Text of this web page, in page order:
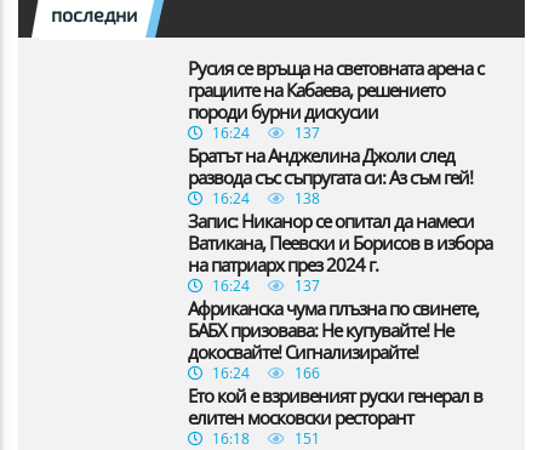
последни
Русия се връща на световната арена с
грациите на Кабаева, решението
породи бурни дискусии
16:24 137
Братът на Анджелина Джоли след
развода със съпругата си: Аз съм гей!
16:24 138
Запис: Никанор се опитал да намеси
Ватикана, Пеевски и Борисов в избора
на патриарх през 2024 г.
16:24 137
Африканска чума плъзна по свинете,
БАБХ призовава: Не купувайте! Не
докосвайте! Сигнализирайте!
16:24 166
Ето кой е взривеният руски генерал в
елитен московски ресторант
16:18 151